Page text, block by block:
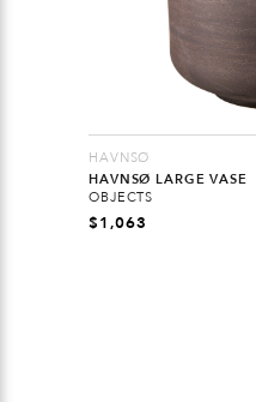
HAVNSØ
HAVNSØ LARGE VASE
OBJECTS
$1,063